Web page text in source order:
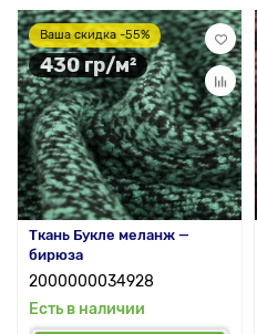
Ваша скидка -55%
430 гр/м²
Ткань Букле меланж —
бирюза
2000000034928
Есть в наличии